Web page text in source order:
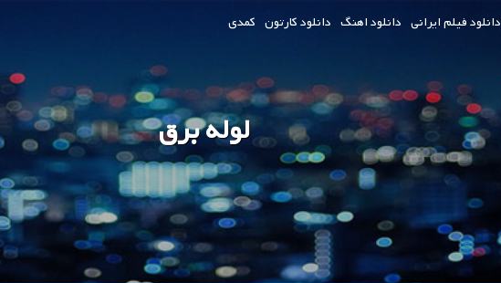
دانلود فیلم ایرانی دانلود اهنگ دانلود کارتون کمدی
لوله برق